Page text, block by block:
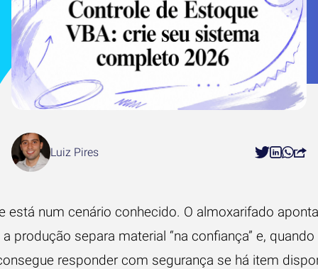
Luiz Pires
está num cenário conhecido. O almoxarifado
produção separa material “na confiança” e,
responder com segurança se há item